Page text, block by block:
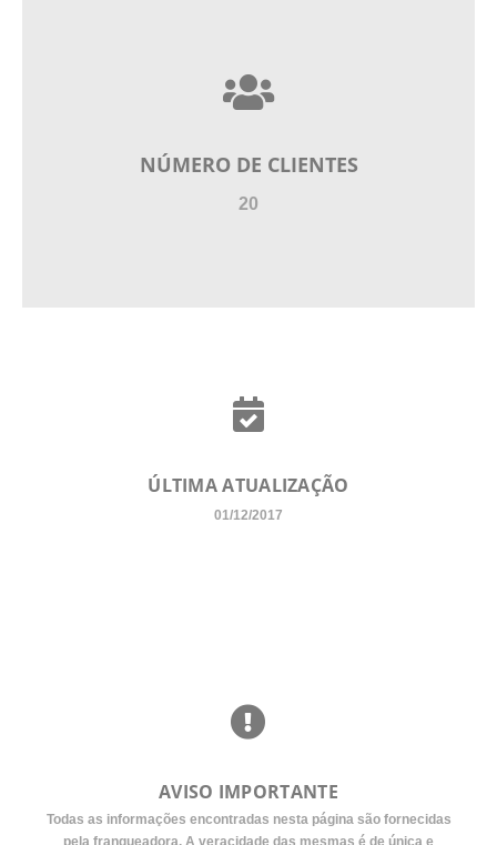
NÚMERO DE CLIENTES
20
ÚLTIMA ATUALIZAÇÃO
01/12/2017
AVISO IMPORTANTE
Todas as informações encontradas nesta página são fornecidas
pela franqueadora. A veracidade das mesmas é de única e